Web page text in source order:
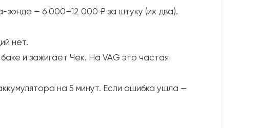
— 6 000–12 000 ₽ за штуку (их два).
нет.
и зажигает Чек. На VAG это частая
на 5 минут. Если ошибка ушла —